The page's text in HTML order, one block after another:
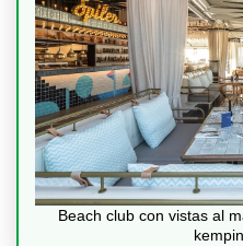
Beach club con vistas al